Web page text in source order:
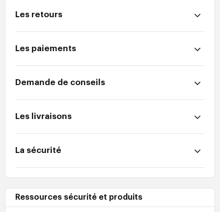
Les retours
Les paiements
Demande de conseils
Les livraisons
La sécurité
Ressources sécurité et produits